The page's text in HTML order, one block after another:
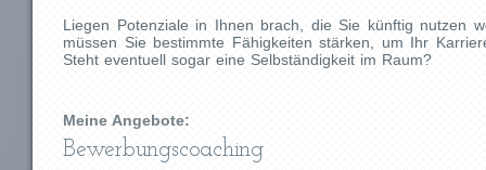
Liegen Potenziale in Ihnen brach, die Sie künftig nutzen
müssen Sie bestimmte Fähigkeiten stärken, um Ihr
Steht eventuell sogar eine Selbständigkeit im Raum?
Meine Angebote:
Bewerbungscoaching